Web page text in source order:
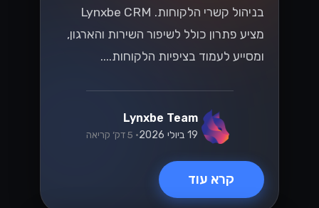
בניהול קשרי הלקוחות. Lynxbe CRM
מציע פתרון כולל לשיפור השירות והארגון,
ומסייע לעמוד בציפיות הלקוחות....
Lynxbe Team
19 ביולי 2026 • 5 דק׳ קריאה
קרא עוד